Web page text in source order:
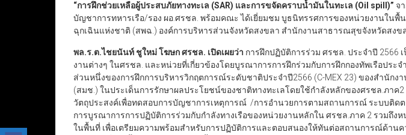
“การฝึกช่วยเหลือผู้ประสบภัยทางทะเล (SAR) และการขจัดคราบน้ำมันในทะเล (Oil spill)” จ
บัญชาการทหารเรือ/รอง ผอ.ศรชล. พร้อมคณะ ได้เยี่ยมชม บูธนิทรรศการของหน่วยงานในพื้
ฉุกเฉินแห่งชาติ (สพฉ.) องค์การบริหารส่วนจังหวัดสงขลา สำนักงานสาธารณสุขจังหวัดสงข
พล.ร.ต.ไชยนันท์ ชูใหม่ โฆษก ศรชล. เปิดเผยว่า การฝึกปฏิบัติการร่วม ศรชล. ประจำปี 2566
งานต่างๆ ในศรชล. และหน่วยที่เกี่ยวข้องโดยบูรณาการการฝึกร่วมกับการฝึกกองทัพเรือประจ
ส่วนหนึ่งของการฝึกการบริหารวิกฤตการณ์ระดับชาติประจำปี2566 (C-MEX 23) ของสำนักง
(สมช.) ในประเด็นการรักษาผลประโยชน์ของชาติทางทะเลโดยใช้กำลังหลักของศรชล.ภาค2
วัตถุประสงค์เพื่อทดสอบการบัญชาการเหตุการณ์ /การอำนวยการตามสถานการณ์ ระบบติด
การบูรณาการการปฏิบัติการร่วมกับกำลังทางเรือของหน่วยงานหลักใน ศรชล.ภาค 2 รวมถึง
ในพื้นที่ เพื่อเตรียมความพร้อมสำหรับการปฏิบัติการและตอบสนองให้ทันต่อสถานการณ์ด้าน